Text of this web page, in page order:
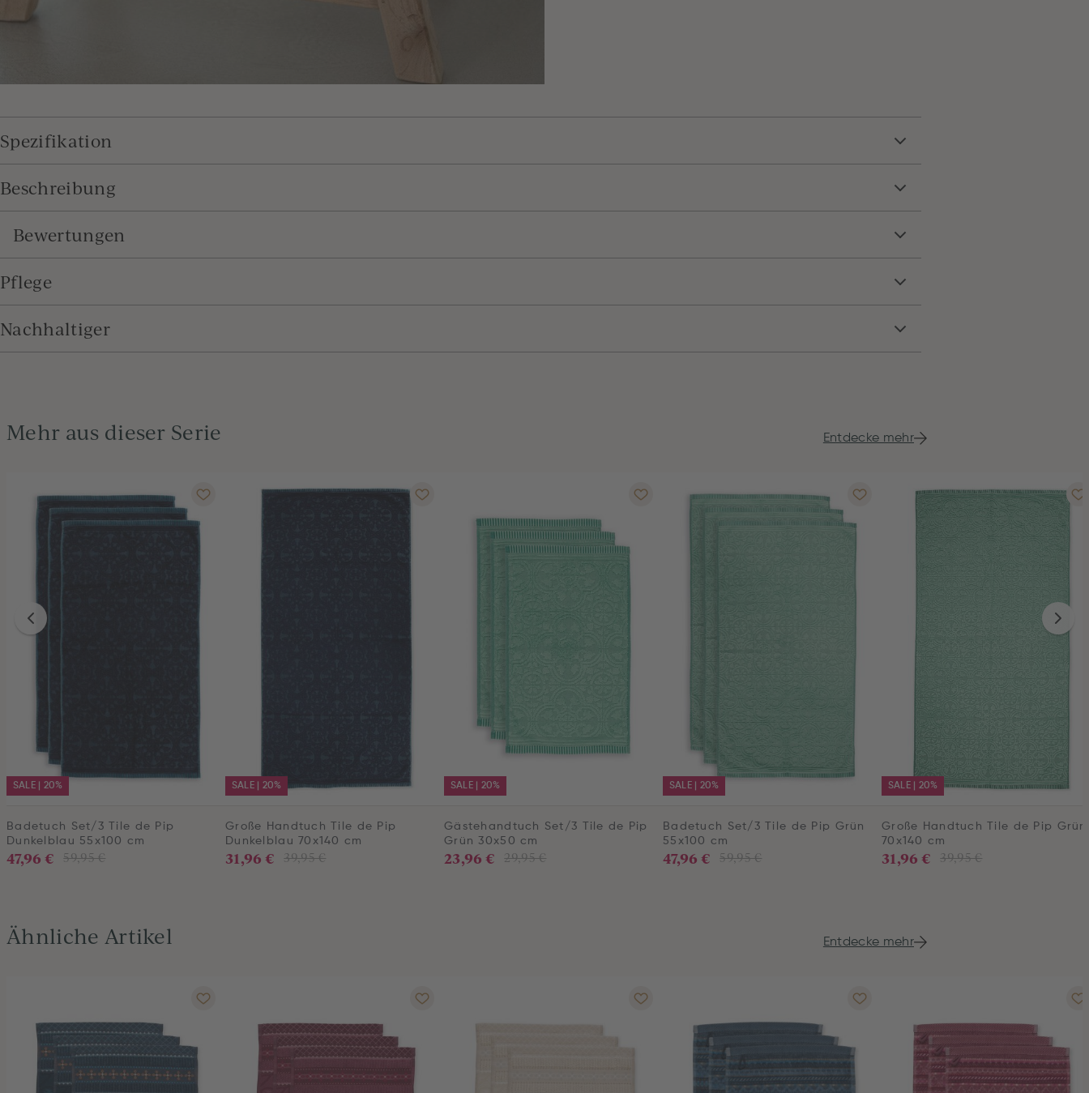
Spezifikation
Beschreibung
Bewertungen
Pflege
Nachhaltiger
Mehr aus dieser Serie Entdecke mehr
SALE | 20%
Badetuch Set/3 Tile de Pip
Dunkelblau 55x100 cm
59,95 €
47,96 €
SALE | 20%
Große Handtuch Tile de Pip
Dunkelblau 70x140 cm
39,95 €
31,96 €
SALE | 20%
Gästehandtuch Set/3 Tile de Pip
Grün 30x50 cm
29,95 €
23,96 €
SALE | 20%
Badetuch Set/3 Tile de Pip Grün
55x100 cm
59,95 €
47,96 €
SALE | 20%
Große Handtuch Tile de Pip Grün
70x140 cm
39,95 €
31,96 €
Ähnliche Artikel Entdecke mehr